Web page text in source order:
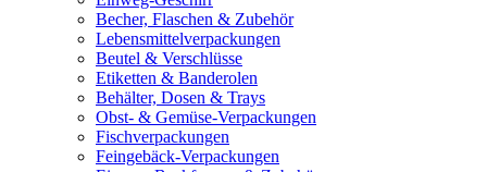
Becher, Flaschen & Zubehör
Lebensmittelverpackungen
Beutel & Verschlüsse
Etiketten & Banderolen
Behälter, Dosen & Trays
Obst- & Gemüse-Verpackungen
Fischverpackungen
Feingebäck-Verpackungen